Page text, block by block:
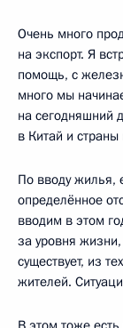
Очень много
на экспорт. Я
помощь, с
много мы
на сегодняшний
в Китай и
По вводу жилья,
определённое
вводим в этом
за уровня
существует, из
жителей.